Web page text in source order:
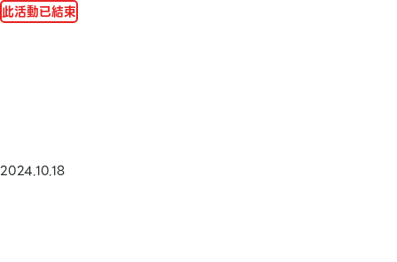
此活動已結束
2024.10.18